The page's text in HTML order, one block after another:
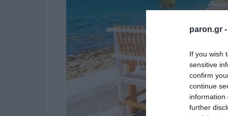
paron.gr -
If you wish
sensitive
confirm
continue
information
further